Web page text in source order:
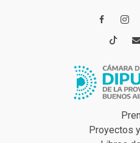


Proyectos